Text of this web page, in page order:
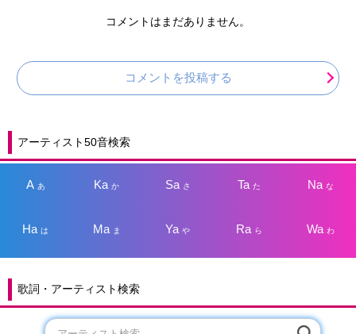
コメントはまだありません。
コメントを投稿する
アーティスト50音検索
A あ Kaか Sa さ Taた Na な
Haは Ma ま Yaや Ra ら Wa わ
歌詞・アーティスト検索